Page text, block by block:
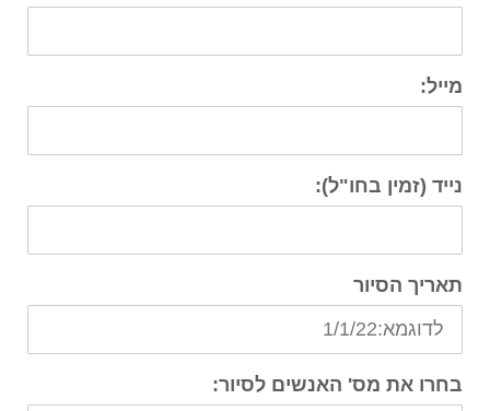
מייל:
נייד (זמין בחו"ל):
תאריך הסיור
בחרו את מס' האנשים לסיור: